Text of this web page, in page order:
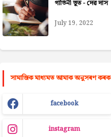
গাভিনী ভূত - দেৱ দাস
July 19, 2022
সামাজিক মাধ্যমত আমাক অনুসৰণ কৰক
facebook
instagram